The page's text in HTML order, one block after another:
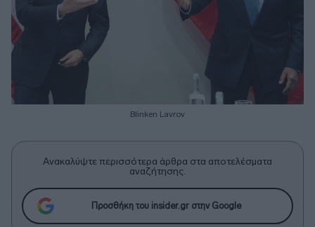
Blinken Lavrov
Ανακαλύψτε περισσότερα άρθρα στα αποτελέσματα
αναζήτησης.
Προσθήκη του insider.gr στην Google